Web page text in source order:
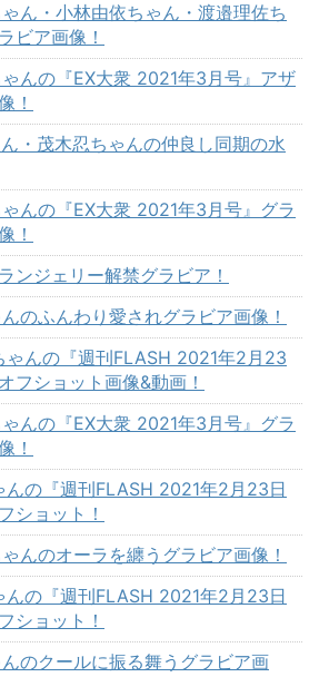
ん・小林由依ちゃん・渡邉理佐ち
ビア画像！
んの『EX大衆 2021年3月号』アザ
！
・茂木忍ちゃんの仲良し同期の水
んの『EX大衆 2021年3月号』グラ
！
ンジェリー解禁グラビア！
のふんわり愛されグラビア画像！
んの『週刊FLASH 2021年2月23
フショット画像&動画！
んの『EX大衆 2021年3月号』グラ
！
の『週刊FLASH 2021年2月23日
ショット！
んのオーラを纏うグラビア画像！
の『週刊FLASH 2021年2月23日
ショット！
のクールに振る舞うグラビア画